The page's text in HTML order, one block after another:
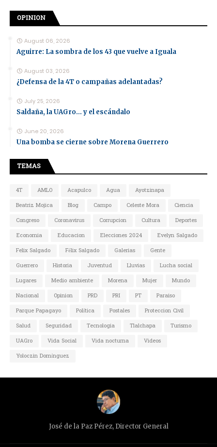
OPINION
August 06, 2026
Aguirre: La sombra de los 43 que vuelve a Iguala
August 03, 2026
¿Defensa de la 4T o campañas adelantadas?
July 25, 2026
Saldaña, la UAGro... y el escándalo
June 20, 2026
Una bomba se cierne sobre Morena Guerrero
TEMAS
4T AMLO Acapulco Agua
Ayotzinapa
Beatriz Mojica
Blog Campo Celeste Mora
Ciencia
Congreso
Coronavirus Corrupcion Cultura
Deportes
Economia
Educacion Elecciones 2024
Evelyn Salgado
Felix Salgado
Félix Salgado Galerias
Gente
Guerrero
Historia Juventud Lluvias
Lucha social
Lugares
Medio ambiente Morena Mujer
Mundo
Nacional
Opinion PRD PRI PT
Paraiso
Parque Papagayo
Política Postales
Proteccion Civil
Salud
Seguridad Tecnologia Tlalchapa
Turismo
UAGro
Vida Social Vida nocturna
Videos
Yoloczin Domínguez
José de la Paz Pérez, Director General